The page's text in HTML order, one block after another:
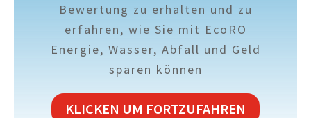
Bewertung zu erhalten und zu
erfahren, wie Sie mit EcoRO
Energie, Wasser, Abfall und Geld
sparen können
KLICKEN UM FORTZUFAHREN